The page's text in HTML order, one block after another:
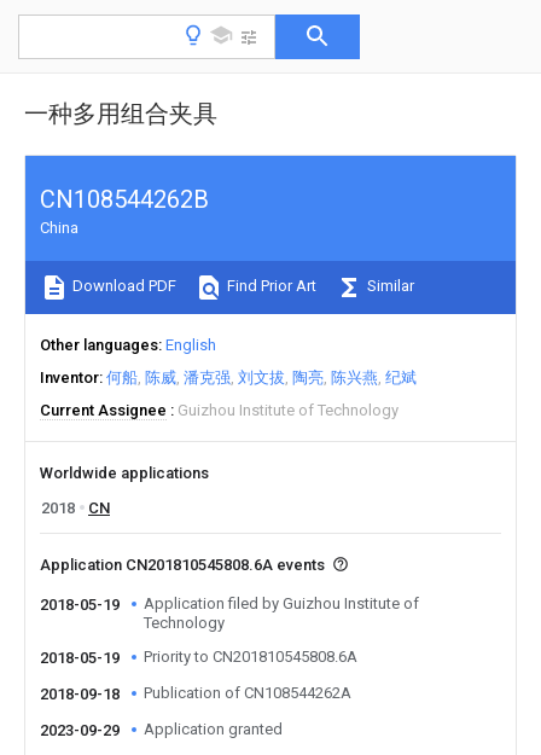
一种多用组合夹具
CN108544262B
China
Download PDF Find Prior Art Similar
Other languages English
Inventor 何船 陈威 潘克强 刘文拔 陶亮 陈兴燕 纪斌
Current Assignee
Guizhou Institute of Technology
Worldwide applications
2018
CN
Application CN201810545808.6A events
2018-05-19
Application filed by Guizhou Institute of
Technology
2018-05-19
Priority to CN201810545808.6A
2018-09-18 Publication of CN108544262A
2023-09-29 Application granted